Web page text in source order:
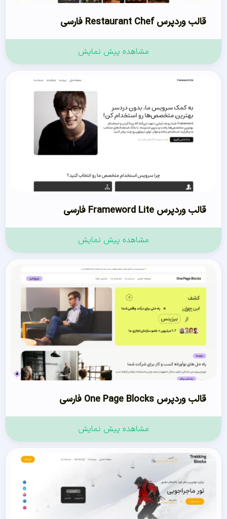
قالب وردپرس Restaurant Chef فارسی
مشاهده پیش نمایش
قالب وردپرس Frameword Lite فارسی
مشاهده پیش نمایش
قالب وردپرس One Page Blocks فارسی
مشاهده پیش نمایش